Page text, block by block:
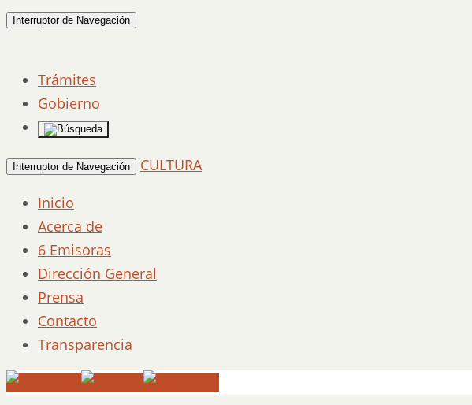
Interruptor de Navegación
Trámites
Gobierno
Interruptor de Navegación
CULTURA
Inicio
Acerca de
6 Emisoras
Dirección General
Prensa
Contacto
Transparencia